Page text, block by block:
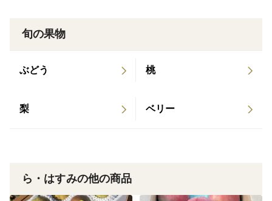
旬の果物
ぶどう 桃
梨 ベリー
ら・はすみの他の商品